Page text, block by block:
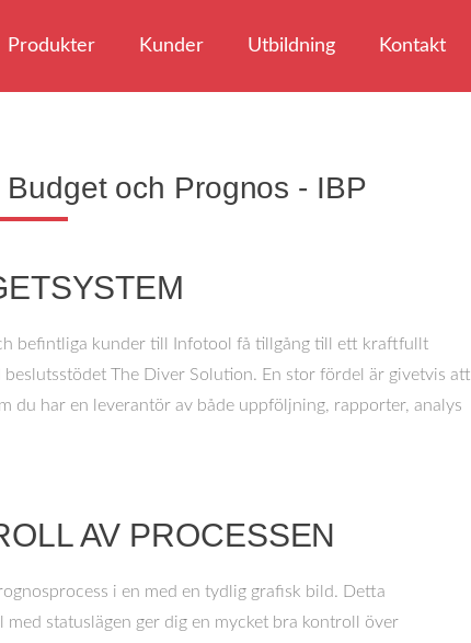
Produkter Kunder Utbildning Kontakt
och Prognos - IBP
befintliga kunder till Infotool få tillgång till ett kraftfullt
The Diver Solution. En stor fördel är givetvis att
du har en leverantör av både uppföljning, rapporter, analys
AV PROCESSEN
i en med en tydlig grafisk bild. Detta
statuslägen ger dig en mycket bra kontroll över